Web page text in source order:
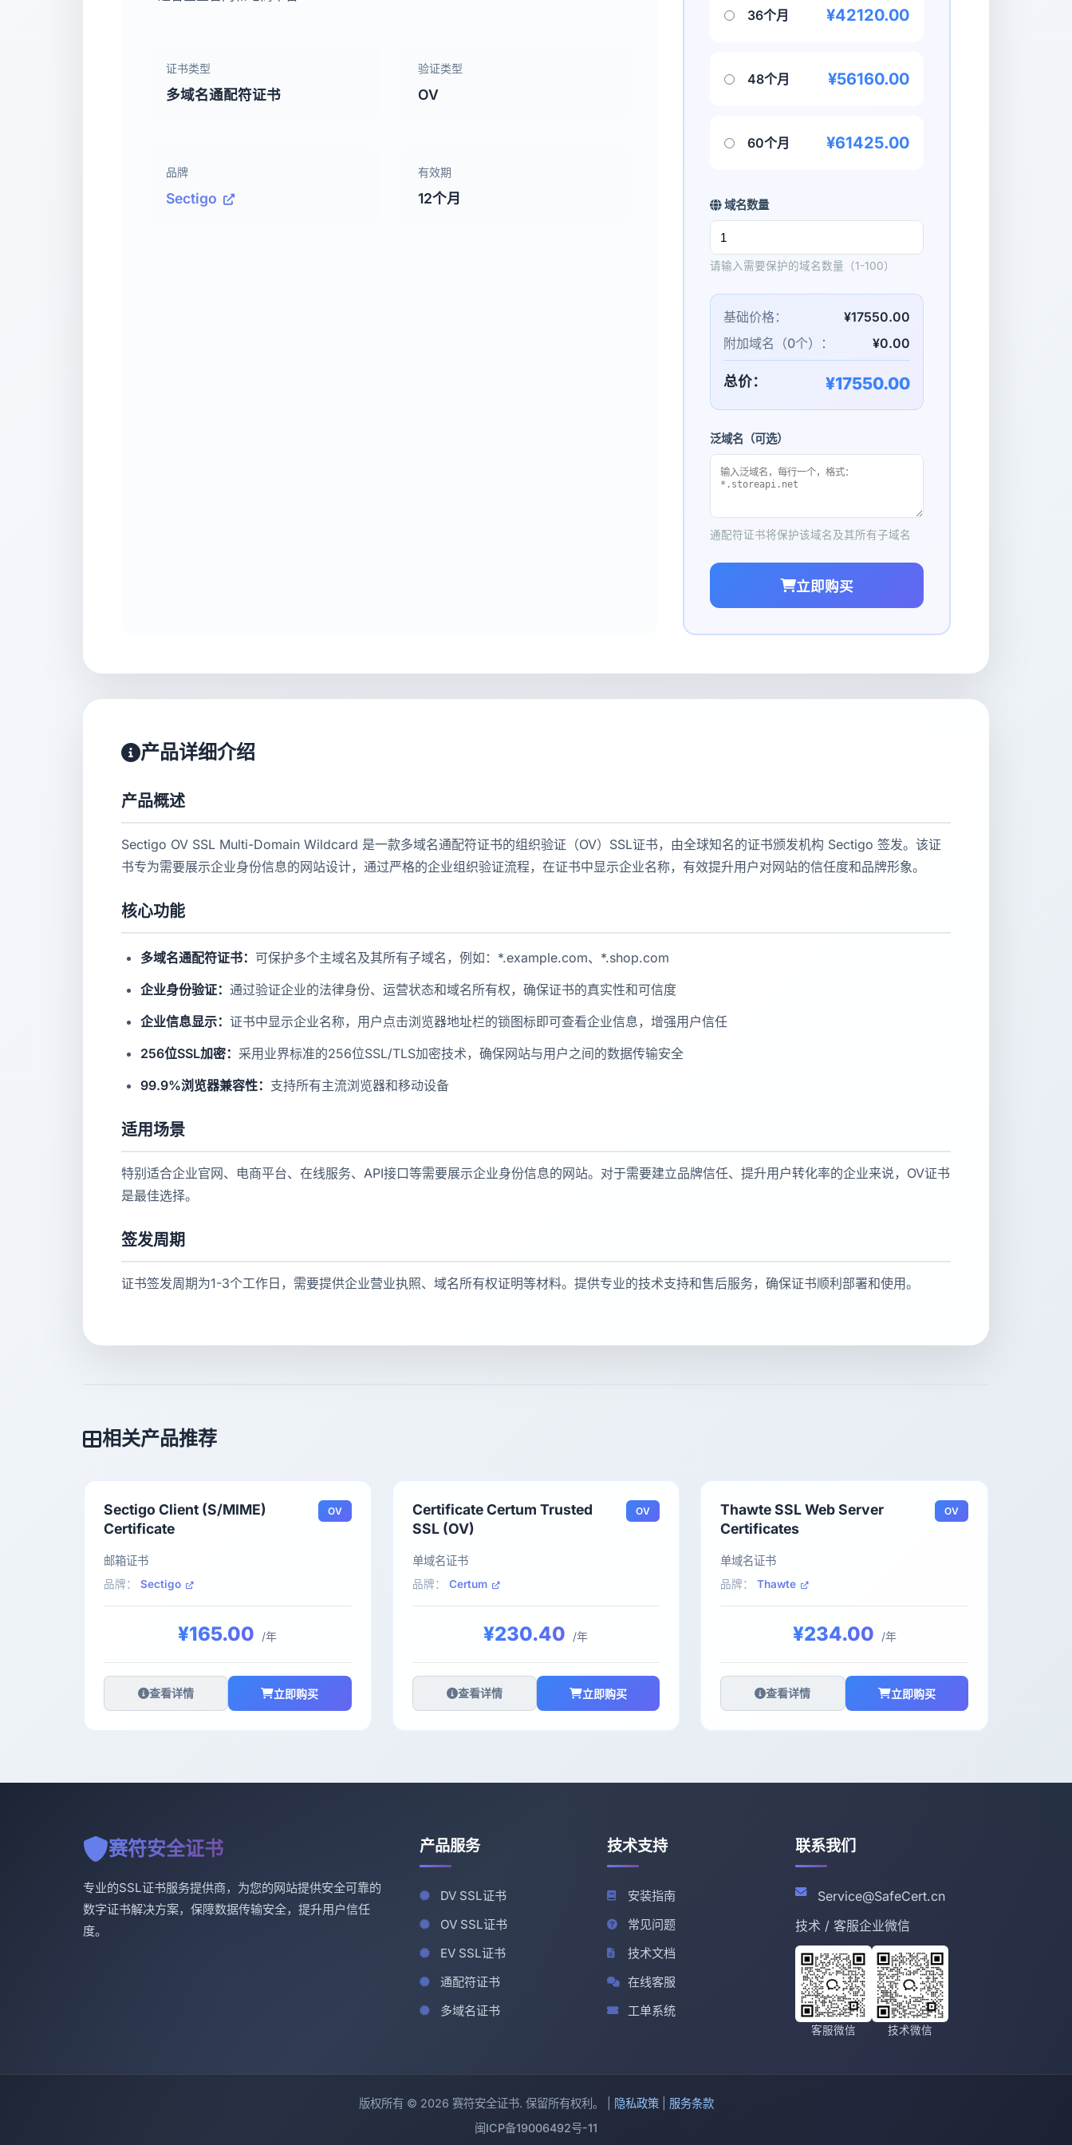
证书类型
多域名通配符证书
验证类型
OV
品牌
Sectigo
有效期
12个月
36个月 ¥42120.00
48个月 ¥56160.00
60个月 ¥61425.00
域名数量
请输入需要保护的域名数量（1-100）
基础价格：
¥17550.00
附加域名（0个）： ¥0.00
总价： ¥17550.00
泛域名（可选）
通配符证书将保护该域名及其所有子域名
立即购买
产品详细介绍
产品概述
Sectigo OV SSL Multi-Domain Wildcard 是一款多域名通配符证书的组织验证（OV）SSL证书，由全球知名的证书颁发机构 Sectigo 签发。该证
书专为需要展示企业身份信息的网站设计，通过严格的企业组织验证流程，在证书中显示企业名称，有效提升用户对网站的信任度和品牌形象。
核心功能
多域名通配符证书： 可保护多个主域名及其所有子域名，例如：*.example.com、*.shop.com
企业身份验证： 通过验证企业的法律身份、运营状态和域名所有权，确保证书的真实性和可信度
企业信息显示： 证书中显示企业名称，用户点击浏览器地址栏的锁图标即可查看企业信息，增强用户信任
256位SSL加密： 采用业界标准的256位SSL/TLS加密技术，确保网站与用户之间的数据传输安全
99.9%浏览器兼容性： 支持所有主流浏览器和移动设备
适用场景
特别适合企业官网、电商平台、在线服务、API接口等需要展示企业身份信息的网站。对于需要建立品牌信任、提升用户转化率的企业来说，OV证书
是最佳选择。
签发周期
证书签发周期为1-3个工作日，需要提供企业营业执照、域名所有权证明等材料。提供专业的技术支持和售后服务，确保证书顺利部署和使用。
相关产品推荐
Sectigo Client (S/MIME)
Certificate
OV
邮箱证书
品牌： Sectigo
¥165.00 /年
查看详情 立即购买
Certificate Certum Trusted
SSL (OV)
OV
单域名证书
品牌： Certum
¥230.40 /年
查看详情 立即购买
Thawte SSL Web Server
Certificates
OV
单域名证书
品牌：Thawte
¥234.00 /年
查看详情 立即购买
赛符安全证书
专业的SSL证书服务提供商，为您的网站提供安全可靠的
数字证书解决方案，保障数据传输安全，提升用户信任
度。
产品服务
DV SSL证书
OV SSL证书
EV SSL证书
通配符证书
多域名证书
技术支持
安装指南
常见问题
技术文档
在线客服
工单系统
联系我们
Service@SafeCert.cn
技术 / 客服企业微信
客服微信 技术微信
版权所有 © 2026 赛符安全证书. 保留所有权利。 | 隐私政策| 服务条款
闽ICP备19006492号-11